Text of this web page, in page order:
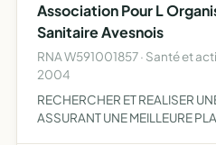
Association Pour L
Sanitaire Avesnois
RNA W591001857 · Santé et
2004
RECHERCHER ET REALISER
ASSURANT UNE MEILLEURE